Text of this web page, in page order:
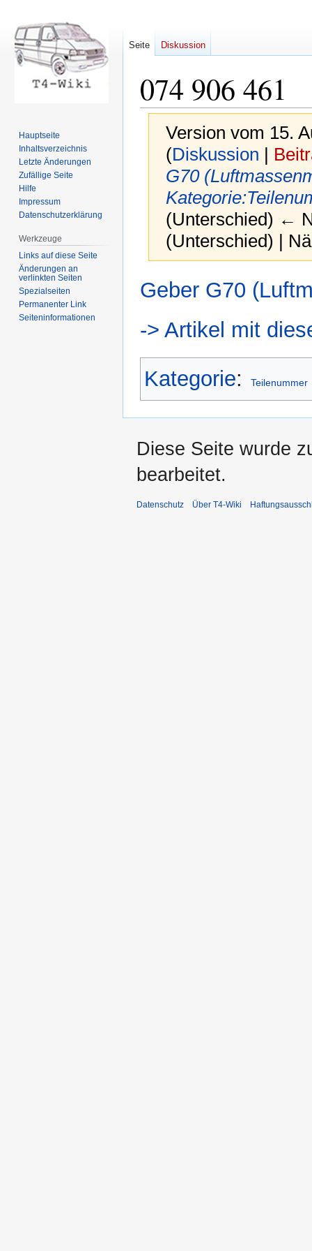
074 906 461
Version vom 15.
(Diskussion |
G70
(Unterschied) ←
(Unterschied) |
Navigation
Suche
Geber G70
-> Artikel mit
Kategorie: Teilenummer
Seite Diskussion
Hauptseite
Inhaltsverzeichnis
Letzte Änderungen
Zufällige Seite
Hilfe
Impressum
Datenschutzerklärung
Werkzeuge
Links auf diese Seite
Änderungen an
verlinkten Seiten
Spezialseiten
Permanenter Link
Seiten­informationen
Diese Seite wurde
bearbeitet.
Datenschutz Über T4-Wiki